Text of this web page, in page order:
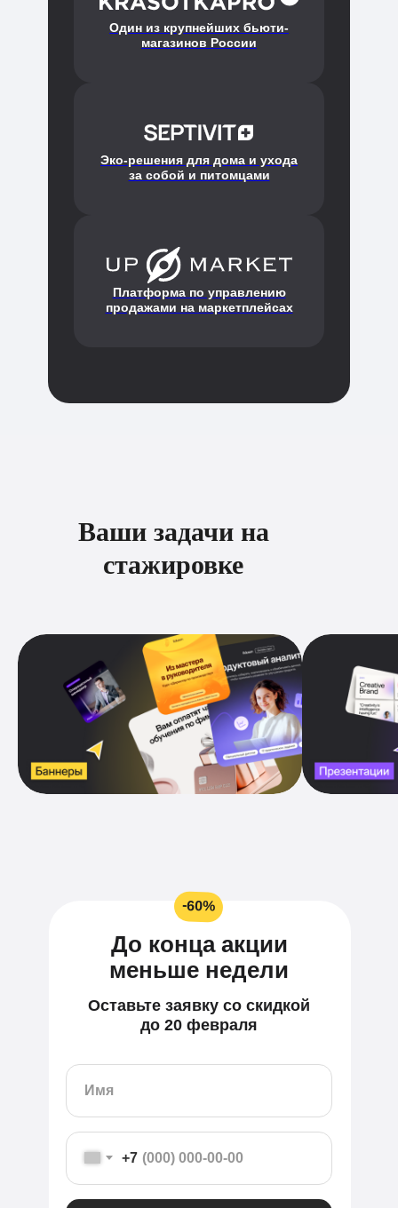
Один из крупнейших бьюти-
магазинов России
Эко-решения для дома и ухода
за собой и питомцами
Платформа по управлению
продажами на маркетплейсах
Ваши задачи на
стажировке
+7
Оставьте заявку со скидкой
до 20 февраля
До конца акции
меньше недели
-60%